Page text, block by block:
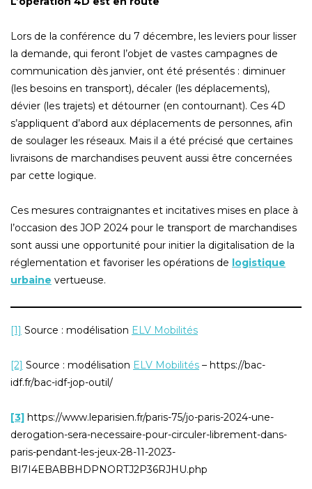
Lors de la conférence du 7 décembre, les leviers pour lisser
la demande, qui feront l’objet de vastes campagnes de
communication dès janvier, ont été présentés : diminuer
(les besoins en transport), décaler (les déplacements),
dévier (les trajets) et détourner (en contournant). Ces 4D
s’appliquent d’abord aux déplacements de personnes, afin
de soulager les réseaux. Mais il a été précisé que certaines
livraisons de marchandises peuvent aussi être concernées
par cette logique.
Ces mesures contraignantes et incitatives mises en place à
l’occasion des JOP 2024 pour le transport de marchandises
sont aussi une opportunité pour initier la digitalisation de la
réglementation et favoriser les opérations de logistique
urbaine vertueuse.
[1] Source : modélisation ELV Mobilités
[2] Source : modélisation ELV Mobilités – https://bac-
idf.fr/bac-idf-jop-outil/
[3] https://www.leparisien.fr/paris-75/jo-paris-2024-une-
derogation-sera-necessaire-pour-circuler-librement-dans-
paris-pendant-les-jeux-28-11-2023-
BI7I4EBABBHDPNORTJ2P36RJHU.php